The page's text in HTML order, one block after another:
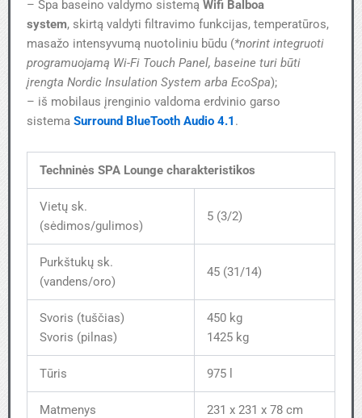
– Spa baseino valdymo sistemą Wifi Balboa
system, skirtą valdyti filtravimo funkcijas, temperatūros,
masažo intensyvumą nuotoliniu būdu (*norint integruoti
programuojamą Wi-Fi Touch Panel, baseine turi būti
įrengta Nordic Insulation System arba EcoSpa)​;
– iš mobilaus įrenginio valdoma erdvinio garso
sistema Surround BlueTooth Audio 4.1 .
Techninės SPA Lounge charakteristikos
Vietų sk.
(sėdimos/gulimos)
5 (3/2)
Purkštukų sk.
(vandens/oro)
45 (31/14)
Svoris (tuščias)
Svoris (pilnas)
450 kg
1425 kg
Tūris 975 l
Matmenys 231 x 231 x 78 cm